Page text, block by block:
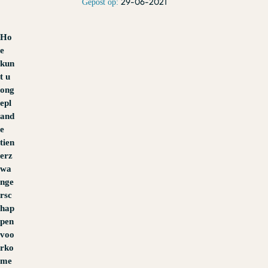
Ho
e
kun
t u
ong
epl
and
e
tien
erz
wa
nge
rsc
hap
pen
voo
rko
me